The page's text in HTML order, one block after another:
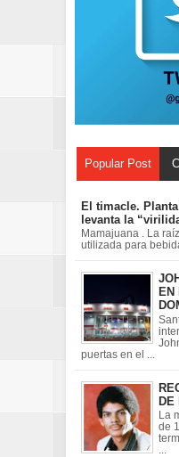
Popular Post
El timacle.
levanta la
Mamajuana . La
utilizada para
EN
puertas en el ...
DE
La
de
...